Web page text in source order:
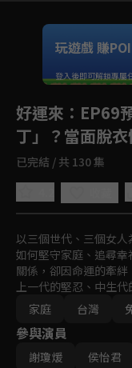
Unmute
玩遊戲 賺
登入後即可解鎖專屬
好運來 ：EP69
丁」？當面脫衣
已完結 / 共 130 集
以三個世代、三個女
如何堅守家庭、追尋
關係，卻因命運的牽
上一代的堅忍、中生
馨感人的家族故事。
家庭
台灣
參與演員
謝瓊煖 侯怡君